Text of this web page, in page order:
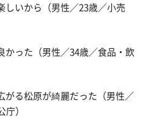
しいから（男性／23歳／小売
かった（男性／34歳／食品・飲
がる松原が綺麗だった（男性／
庁）